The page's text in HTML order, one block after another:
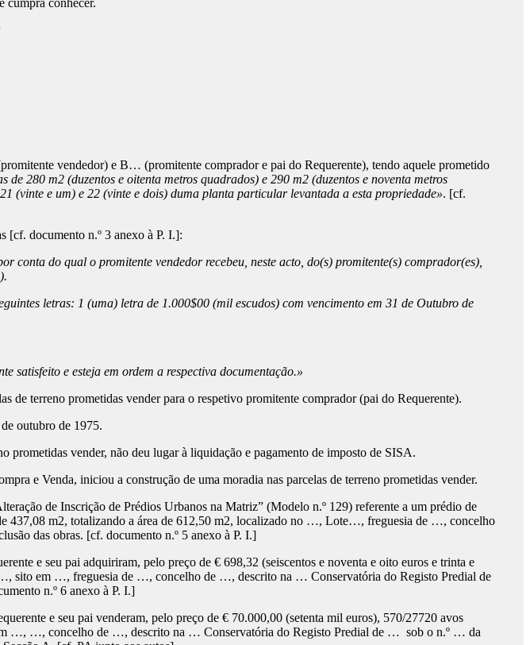
conhecer.
vendedor) e B… (promitente comprador e pai do Requerente), tendo aquele prometido
280 m2 (duzentos e oitenta metros quadrados) e 290 m2 (duzentos e noventa metros
(vinte e um) e 22 (vinte e dois) duma planta particular levantada a esta propriedade». [cf.
[cf. documento n.º 3 anexo à P. I.]:
conta do qual o promitente vendedor recebeu, neste acto, do(s) promitente(s) comprador(es),
letras: 1 (uma) letra de 1.000$00 (mil escudos) com vencimento em 31 de Outubro de
satisfeito e esteja em ordem a respectiva documentação.»
de terreno prometidas vender para o respetivo promitente comprador (pai do Requerente).
outubro de 1975.
prometidas vender, não deu lugar à liquidação e pagamento de imposto de SISA.
e Venda, iniciou a construção de uma moradia nas parcelas de terreno prometidas vender.
de Inscrição de Prédios Urbanos na Matriz” (Modelo n.º 129) referente a um prédio de
437,08 m2, totalizando a área de 612,50 m2, localizado no …, Lote…, freguesia de …, concelho
das obras. [cf. documento n.º 5 anexo à P. I.]
e seu pai adquiriram, pelo preço de € 698,32 (seiscentos e noventa e oito euros e trinta e
sito em …, freguesia de …, concelho de …, descrito na … Conservatória do Registo Predial de
n.º 6 anexo à P. I.]
e seu pai venderam, pelo preço de € 70.000,00 (setenta mil euros), 570/27720 avos
…, …, concelho de …, descrito na … Conservatória do Registo Predial de … sob o n.º … da